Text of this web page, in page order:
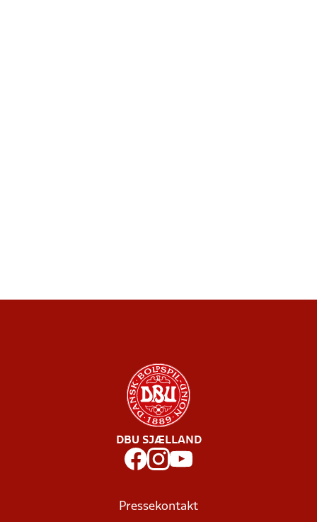
DBU SJÆLLAND
Pressekontakt